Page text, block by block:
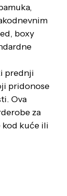
boxy
prednji
pridonose
Ova
za
kod kuće ili